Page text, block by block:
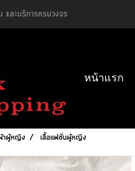
และบริการครบวงจร
หน้าแรก
าผู้หญิง เสื้อแฟชั่นผู้หญิง